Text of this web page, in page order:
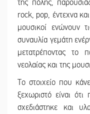
της πόλης,
rock, pop, έντεχνα
μουσικοί ενώνουν
συναυλία γεμάτη
μετατρέποντας το
νεολαίας και της
Το στοιχείο που
ξεχωριστό είναι
σχεδιάστηκε και